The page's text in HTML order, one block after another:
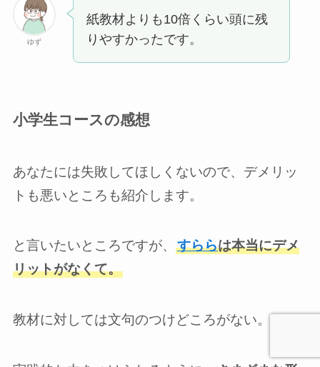
ゆず
紙教材よりも10倍くらい頭に残
りやすかったです。
小学生コースの感想
あなたには失敗してほしくないので、デメリッ
トも悪いところも紹介します。
と言いたいところですが、 すららは本当にデメ
リットがなくて。
教材に対しては文句のつけどころがない。